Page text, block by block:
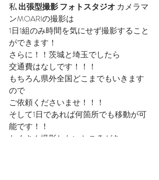
私 出張型撮影 フォトスタジオ カメラマ
ンMOARIの撮影は
1日1組のみ時間を気にせず撮影すること
ができます！
さらに！！茨城と埼玉でしたら
交通費はなしです！！！
もちろん県外全国どこまでもいきます
ので
ご依頼くださいませ！！！
そして1日であれば何箇所でも移動が可
能です！！
たくさん撮影したいところがあ